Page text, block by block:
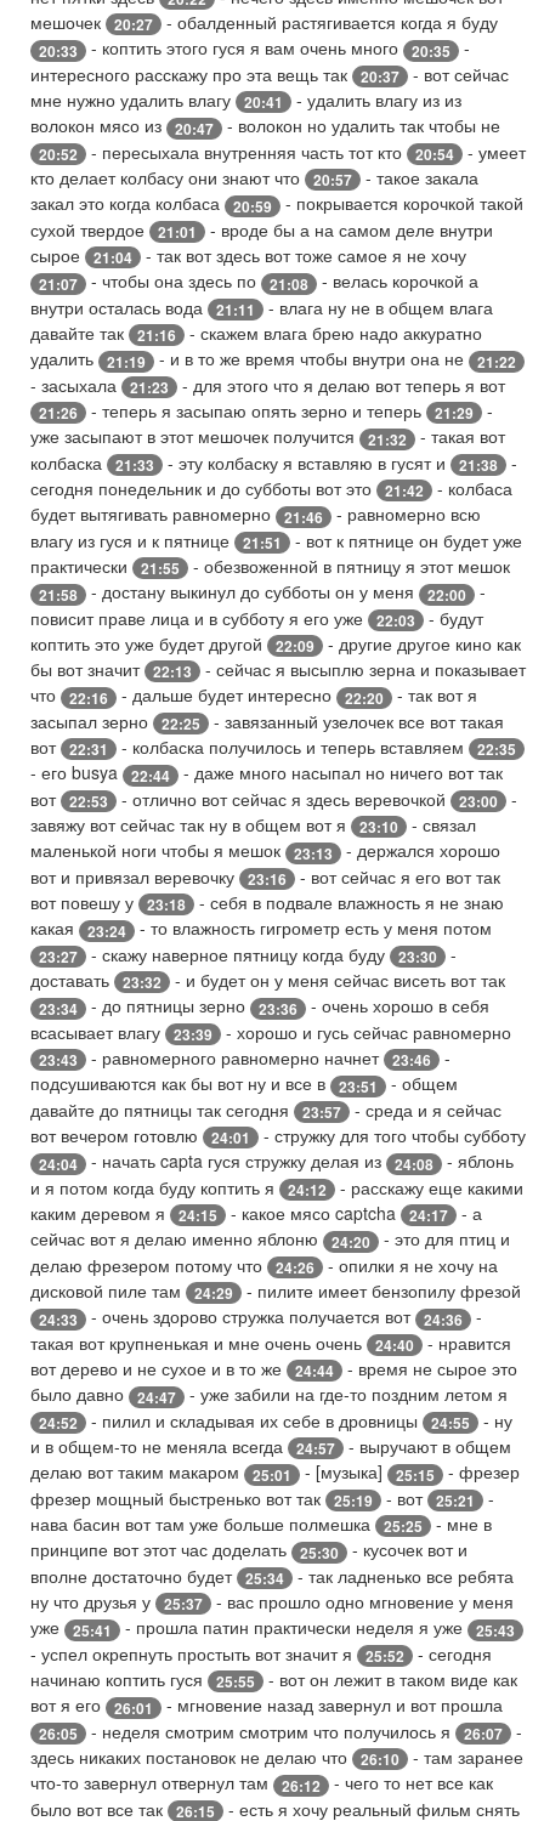
мешочек
20:27 - обалденный растягивается когда я буду
20:33 - коптить этого гуся я вам очень много 20:35
-
интересного расскажу про эта вещь так
20:37
- вот сейчас
мне нужно удалить влагу
20:41
- удалить влагу из из
волокон мясо из
20:47 - волокон но удалить так чтобы не
20:52 - пересыхала внутренняя часть тот кто 20:54
- умеет
кто делает колбасу они знают что
20:57
- такое закала
закал это когда колбаса
20:59
- покрывается корочкой такой
сухой твердое
21:01
- вроде бы а на самом деле внутри
сырое
21:04 - так вот здесь вот тоже самое я не хочу
21:07 - чтобы она здесь по 21:08
- велась корочкой а
внутри осталась вода
21:11
- влага ну не в общем влага
давайте так
21:16
- скажем влага брею надо аккуратно
удалить
21:19 - и в то же время чтобы внутри она не 21:22
- засыхала 21:23 - для этого что я делаю вот теперь я вот
21:26 - теперь я засыпаю опять зерно и теперь 21:29
-
уже засыпают в этот мешочек получится
21:32
- такая вот
колбаска
21:33 - эту колбаску я вставляю в гусят и 21:38
-
сегодня понедельник и до субботы вот это
21:42
- колбаса
будет вытягивать равномерно
21:46
- равномерно всю
влагу из гуся и к пятнице
21:51
- вот к пятнице он будет уже
практически
21:55 - обезвоженной в пятницу я этот мешок
21:58 - достану выкинул до субботы он у меня 22:00
-
повисит праве лица и в субботу я его уже
22:03
- будут
коптить это уже будет другой
22:09
- другие другое кино как
бы вот значит 22:13
- сейчас я высыплю зерна и показывает
что
22:16 - дальше будет интересно 22:20
- так вот я
засыпал зерно
22:25
- завязанный узелочек все вот такая
вот 22:31 - колбаска получилось и теперь вставляем 22:35
- его busya 22:44
- даже много насыпал но ничего вот так
вот 22:53 - отлично вот сейчас я здесь веревочкой 23:00
-
завяжу вот сейчас так ну в общем вот я
23:10
- связал
маленькой ноги чтобы я мешок
23:13
- держался хорошо
вот и привязал веревочку
23:16
- вот сейчас я его вот так
вот повешу у
23:18
- себя в подвале влажность я не знаю
какая
23:24 - то влажность гигрометр есть у меня потом
23:27 - скажу наверное пятницу когда буду 23:30
-
доставать
23:32 - и будет он у меня сейчас висеть вот так
23:34 - до пятницы зерно 23:36
- очень хорошо в себя
всасывает влагу
23:39 - хорошо и гусь сейчас равномерно
23:43 - равномерного равномерно начнет 23:46
-
подсушиваются как бы вот ну и все в
23:51
- общем
давайте до пятницы так сегодня
23:57
- среда и я сейчас
вот вечером готовлю
24:01 - стружку для того чтобы субботу
24:04 - начать capta гуся стружку делая из 24:08
- яблонь
и я потом когда буду коптить я
24:12
- расскажу еще какими
каким деревом я
24:15 - какое мясо captcha 24:17
- а
сейчас вот я делаю именно яблоню
24:20
- это для птиц и
делаю фрезером потому что
24:26
- опилки я не хочу на
дисковой пиле там
24:29 - пилите имеет бензопилу фрезой
24:33 - очень здорово стружка получается вот 24:36
-
такая вот крупненькая и мне очень очень
24:40
- нравится
вот дерево и не сухое и в то же
24:44
- время не сырое это
было давно
24:47 - уже забили на где-то поздним летом я
24:52 - пилил и складывая их себе в дровницы 24:55
- ну
и в общем-то не меняла всегда
24:57
- выручают в общем
делаю вот таким макаром
25:01 - [музыка] 25:15
- фрезер
фрезер мощный быстренько вот так
25:19 - вот 25:21
-
нава басин вот там уже больше полмешка
25:25
- мне в
принципе вот этот час доделать
25:30
- кусочек вот и
вполне достаточно будет 25:34
- так ладненько все ребята
ну что друзья у
25:37
- вас прошло одно мгновение у меня
уже
25:41 - прошла патин практически неделя я уже 25:43
- успел окрепнуть простыть вот значит я 25:52
- сегодня
начинаю коптить гуся
25:55
- вот он лежит в таком виде как
вот я его
26:01 - мгновение назад завернул и вот прошла
26:05 - неделя смотрим смотрим что получилось я 26:07
-
здесь никаких постановок не делаю что
26:10
- там заранее
что-то завернул отвернул там
26:12
- чего то нет все как
было вот все так
26:15 - есть я хочу реальный фильм снять